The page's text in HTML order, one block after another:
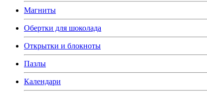
Магниты
Обертки для шоколада
Открытки и блокноты
Пазлы
Календари